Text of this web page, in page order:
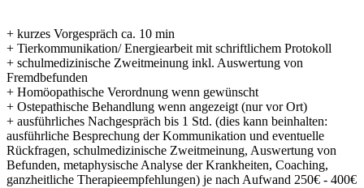
+ kurzes Vorgespräch ca. 10 min
+ Tierkommunikation/ Energiearbeit mit schriftlichem Protokoll
+ schulmedizinische Zweitmeinung inkl. Auswertung von
Fremdbefunden
+ Homöopathische Verordnung wenn gewünscht
+ Ostepathische Behandlung wenn angezeigt (nur vor Ort)
+ ausführliches Nachgespräch bis 1 Std. (dies kann beinhalten:
ausführliche Besprechung der Kommunikation und eventuelle
Rückfragen, schulmedizinische Zweitmeinung, Auswertung von
Befunden, metaphysische Analyse der Krankheiten, Coaching,
ganzheitliche Therapieempfehlungen) je nach Aufwand 250€ - 400€